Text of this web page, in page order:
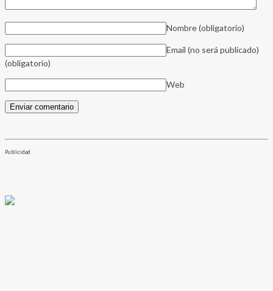
Nombre(obligatorio)
Email (no será publicado)
(obligatorio)
Web
Publicidad